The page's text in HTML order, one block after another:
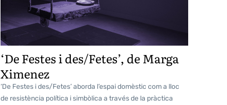
‘De Festes i des/Fetes’, de Marga
Ximenez
‘De Festes i des/Fetes’ aborda l’espai domèstic com a lloc
de resistència política i simbòlica a través de la pràctica